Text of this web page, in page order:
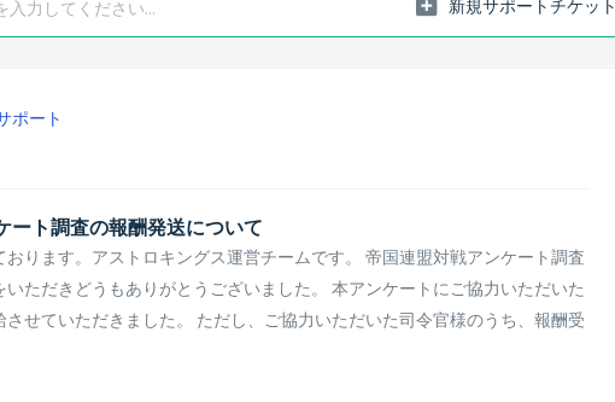
新規サポートチケット
ポート
ート調査の報酬発送について
おります。アストロキングス運営チームです。 帝国連盟対戦アンケート調査
いただきどうもありがとうございました。 本アンケートにご協力いただいた
させていただきました。 ただし、ご協力いただいた司令官様のうち、報酬受